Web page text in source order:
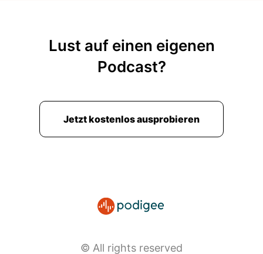
Lust auf einen eigenen
Podcast?
Jetzt kostenlos ausprobieren
© All rights reserved